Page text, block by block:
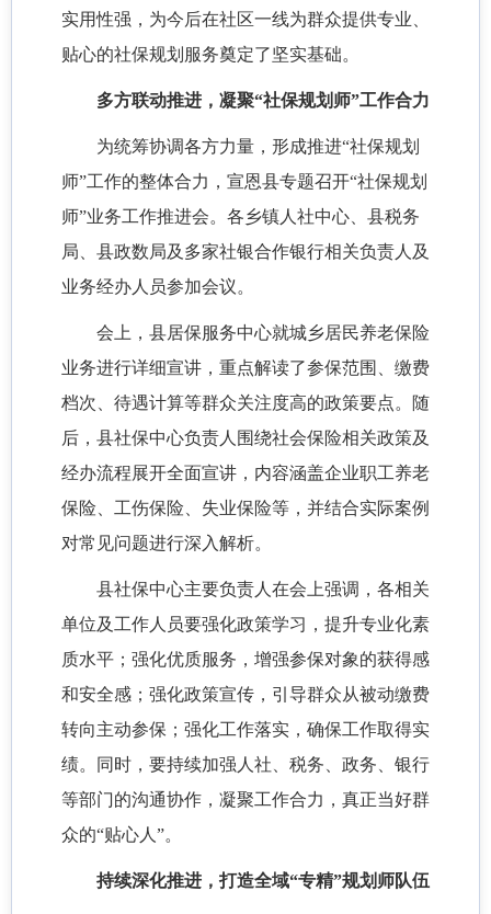
实用性强，为今后在社区一线为群众提供专业、
贴心的社保规划服务奠定了坚实基础。
多方联动推进，凝聚“社保规划师”工作合力
为统筹协调各方力量，形成推进“社保规划
师”工作的整体合力，宣恩县专题召开“社保规划
师”业务工作推进会。各乡镇人社中心、县税务
局、县政数局及多家社银合作银行相关负责人及
业务经办人员参加会议。
会上，县居保服务中心就城乡居民养老保险
业务进行详细宣讲，重点解读了参保范围、缴费
档次、待遇计算等群众关注度高的政策要点。随
后，县社保中心负责人围绕社会保险相关政策及
经办流程展开全面宣讲，内容涵盖企业职工养老
保险、工伤保险、失业保险等，并结合实际案例
对常见问题进行深入解析。
县社保中心主要负责人在会上强调，各相关
单位及工作人员要强化政策学习，提升专业化素
质水平；强化优质服务，增强参保对象的获得感
和安全感；强化政策宣传，引导群众从被动缴费
转向主动参保；强化工作落实，确保工作取得实
绩。同时，要持续加强人社、税务、政务、银行
等部门的沟通协作，凝聚工作合力，真正当好群
众的“贴心人”。
持续深化推进，打造全域“专精”规划师队伍